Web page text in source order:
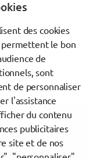
contractuelle.
Régionale.
dispose du délai
l'emprunteur
d'accepter l'offre de
prêt. Si celui-ci n'est
versées.
des cookies
permettent le bon
de
sont
de personnaliser
l'assistance
du contenu
publicitaires
site et de nos